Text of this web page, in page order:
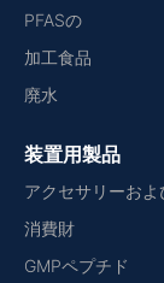
PFASの
加工食品
廃水
装置用製品
アクセサリーお
消費財
GMPペプチド